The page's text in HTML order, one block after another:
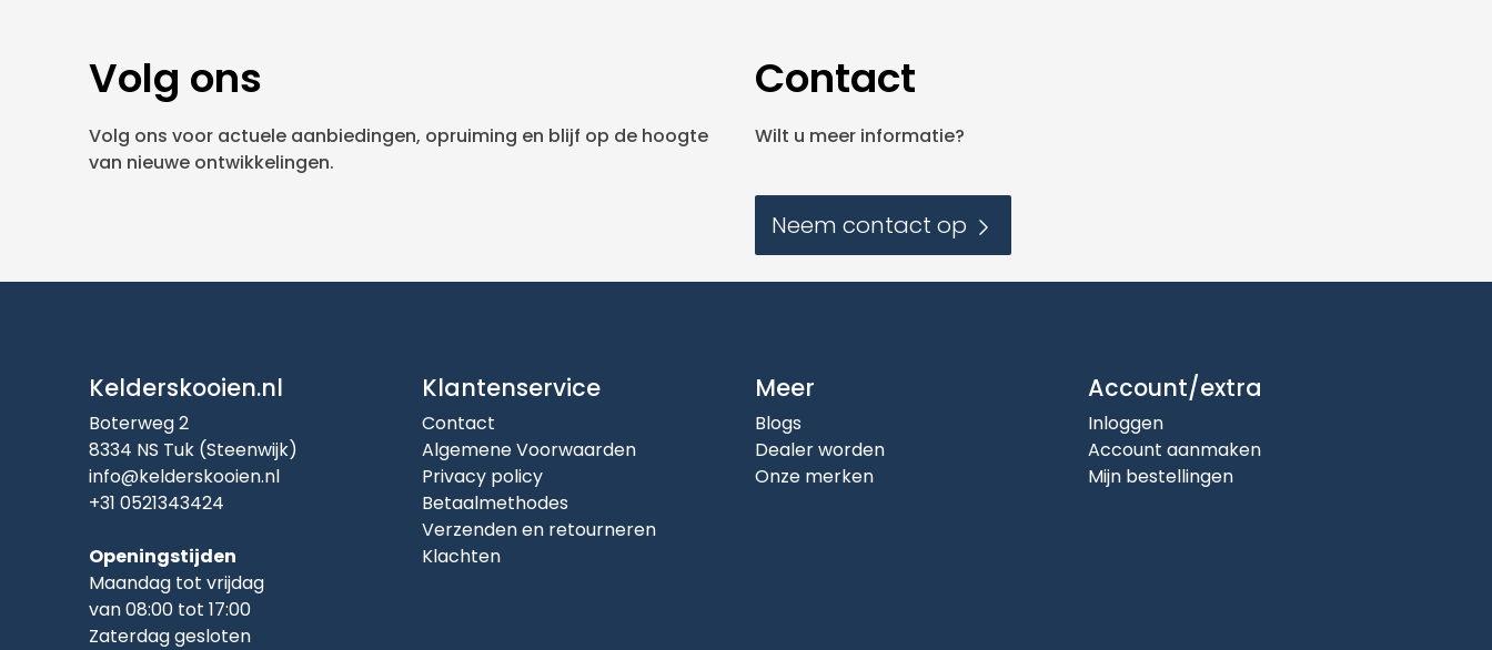
Volg ons
Volg ons voor actuele aanbiedingen, opruiming en blijf op de hoogte
van nieuwe ontwikkelingen.
Contact
Wilt u meer informatie?
Neem contact op
Kelderskooien.nl
Boterweg 2
8334 NS Tuk (Steenwijk)
info@kelderskooien.nl
+31 0521343424
Openingstijden
Maandag tot vrijdag
van 08:00 tot 17:00
Zaterdag gesloten
Klantenservice
Contact
Algemene Voorwaarden
Privacy policy
Betaalmethodes
Verzenden en retourneren
Klachten
Meer
Blogs
Dealer worden
Onze merken
Account/extra
Inloggen
Account aanmaken
Mijn bestellingen